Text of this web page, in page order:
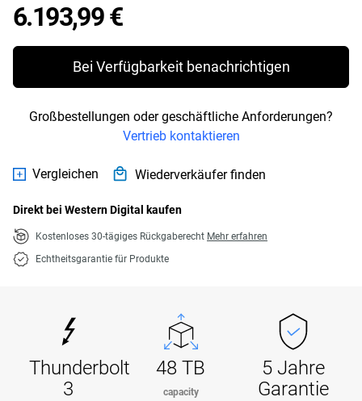
6.193,99 €Price 6.193,99 €
Bei Verfügbarkeit benachrichtigen
Großbestellungen oder geschäftliche Anforderungen?
Vertrieb kontaktieren
Vergleichen Wiederverkäufer finden
Direkt bei Western Digital kaufen
Kostenloses 30-tägiges Rückgaberecht Mehr erfahren
Echtheitsgarantie für Produkte
Thunderbolt
3
48 TB
capacity
5 Jahre
Garantie